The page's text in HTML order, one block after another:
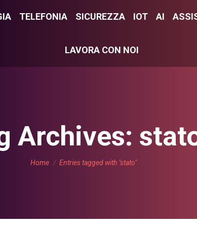
TELEFONIA SICUREZZA IOT AI
LAVORA CON NOI
Archives:
You are here:
Home Entries tagged with "stato"
TELEFONIA SICUREZZA IOT AI
LAVORA CON NOI